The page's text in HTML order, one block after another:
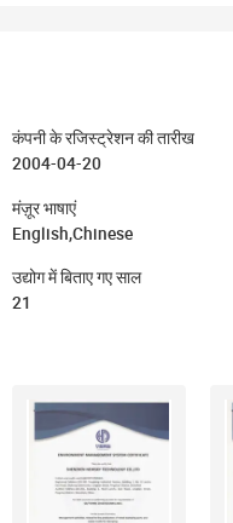
कंपनी के रजिस्ट्रेशन की तारीख
2004-04-20
मंज़ूर भाषाएं
English,Chinese
उद्योग में बिताए गए साल
21